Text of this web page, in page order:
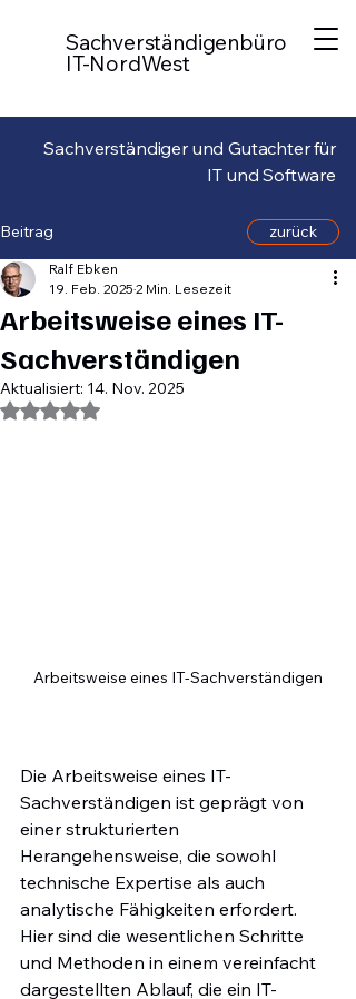
Sachverständigenbüro
IT-NordWest
Sachverständiger und Gutachter für
IT und Software
Beitrag
Arbeitsweise eines IT-
Sachverständigen
Ralf Ebken
19. Feb. 2025 2 Min. Lesezeit
Aktualisiert: 14. Nov. 2025
Mit NaN von 5 Sternen bewertet.
Arbeitsweise eines IT-Sachverständigen
Die Arbeitsweise eines IT-
Sachverständigen ist geprägt von
einer strukturierten
Herangehensweise, die sowohl
technische Expertise als auch
analytische Fähigkeiten erfordert.
Hier sind die wesentlichen Schritte
und Methoden in einem vereinfacht
dargestellten Ablauf, die ein IT-
zurück